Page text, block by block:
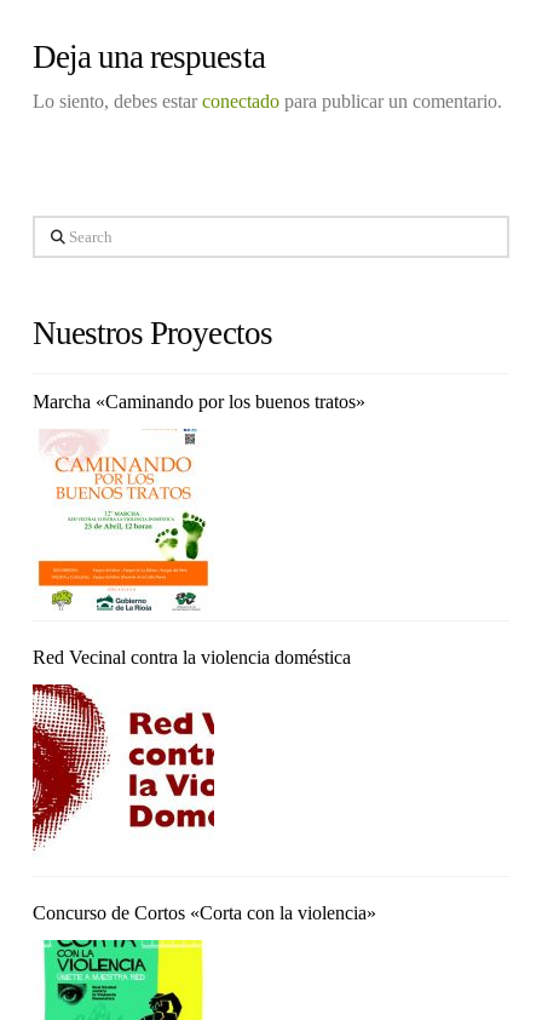
Deja una respuesta
Lo siento, debes estarconectadopara publicar un comentario.
Search
Nuestros Proyectos
Marcha «Caminando por los buenos tratos»
Red Vecinal contra la violencia doméstica
Concurso de Cortos «Corta con la violencia»